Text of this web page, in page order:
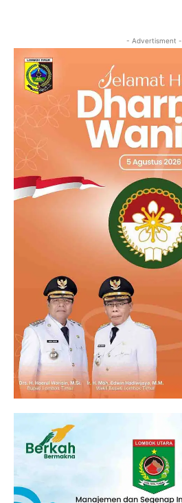
- Advertisment -